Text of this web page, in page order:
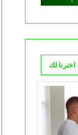
اخترنا لك